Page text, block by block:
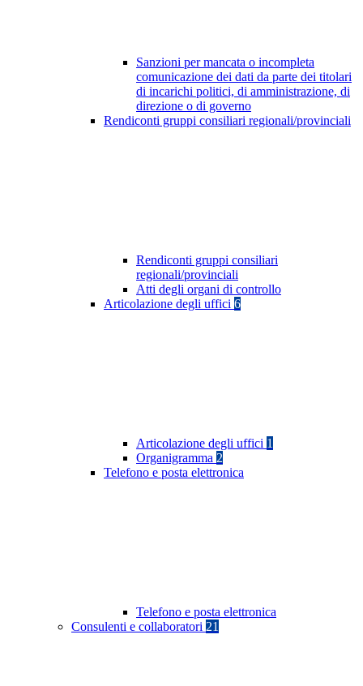
Sanzioni per mancata o incompleta
comunicazione dei dati da parte dei titolari
di incarichi politici, di amministrazione, di
direzione o di governo
Rendiconti gruppi consiliari regionali/provinciali
Rendiconti gruppi consiliari
regionali/provinciali
Atti degli organi di controllo
Articolazione degli uffici 6
Articolazione degli uffici 1
Organigramma 2
Telefono e posta elettronica
Telefono e posta elettronica
Consulenti e collaboratori 21